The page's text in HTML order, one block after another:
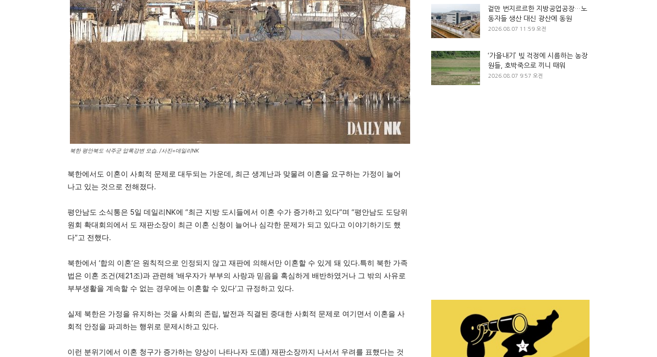
북한 평안북도 삭주군 압록강변 모습. /사진=데일리NK
북한에서도 이혼이 사회적 문제로 대두되는 가운데, 최근 생계난과 맞물려 이혼을 요구하는 가정이 늘어
나고 있는 것으로 전해졌다.
평안남도 소식통은 5일 데일리NK에 “최근 지방 도시들에서 이혼 수가 증가하고 있다”며 “평안남도 도당위
원회 확대회의에서 도 재판소장이 최근 이혼 신청이 늘어나 심각한 문제가 되고 있다고 이야기하기도 했
다”고 전했다.
북한에서 ‘합의 이혼’은 원칙적으로 인정되지 않고 재판에 의해서만 이혼할 수 있게 돼 있다.특히 북한 가족
법은 이혼 조건(제21조)과 관련해 ‘배우자가 부부의 사랑과 믿음을 혹심하게 배반하였거나 그 밖의 사유로
부부생활을 계속할 수 없는 경우에는 이혼할 수 있다’고 규정하고 있다.
실제 북한은 가정을 유지하는 것을 사회의 존립, 발전과 직결된 중대한 사회적 문제로 여기면서 이혼을 사
회적 안정을 파괴하는 행위로 문제시하고 있다.
이런 분위기에서 이혼 청구가 증가하는 양상이 나타나자 도(道) 재판소장까지 나서서 우려를 표했다는 것
겉만 번지르르한 지방공업공장…노
동자들 생산 대신 광산에 동원
2026.08.07 11:59 오전
‘가을내기’ 빚 걱정에 시름하는 농장
원들, 호박죽으로 끼니 때워
2026.08.07 9:57 오전